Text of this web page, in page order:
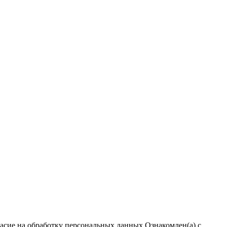
на обработку персональных данных Ознакомлен(а) с